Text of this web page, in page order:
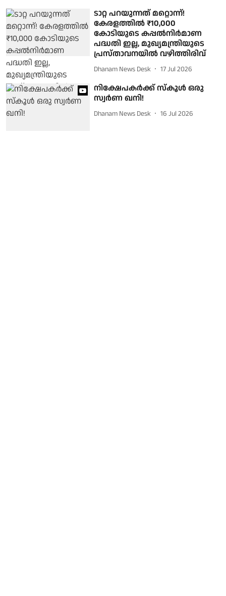
ടാറ്റ പറയുന്നത് മറ്റൊന്ന്!
കേരളത്തില്‍ ₹10,000
കോടിയുടെ കപ്പല്‍നിര്‍മാണ
പദ്ധതി ഇല്ല, മുഖ്യമന്ത്രിയുടെ
പ്രസ്താവനയില്‍ വഴിത്തിരിവ്
Dhanam News Desk 17 Jul 2026
നിക്ഷേപകര്‍ക്ക് സ്‌കൂള്‍ ഒരു
സ്വര്‍ണ ഖനി!
Dhanam News Desk 16 Jul 2026